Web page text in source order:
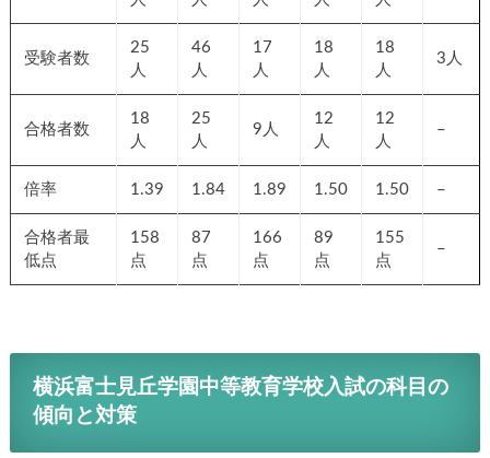
受験者数
25
人
46
人
17
人
18
人
18
人
3人
合格者数
18
人
25
人
9人
12
人
12
人
–
倍率 1.39 1.84 1.89 1.50 1.50 –
合格者最
低点
158
点
87
点
166
点
89
点
155
点
–
横浜富士見丘学園中等教育学校入試の科目の
傾向と対策